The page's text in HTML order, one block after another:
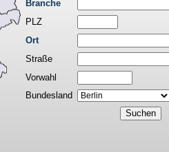
Branche
PLZ
Ort
Straße
Vorwahl
Bundesland